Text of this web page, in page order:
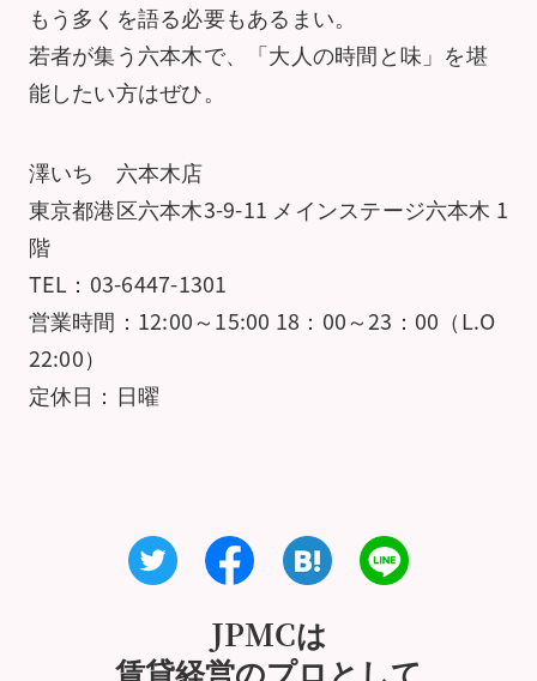
もう多くを語る必要もあるまい。
若者が集う六本木で、「大人の時間と味」を堪
能したい方はぜひ。
澤いち 六本木店
東京都港区六本木3-9-11 メインステージ六本木 1
階
TEL：03-6447-1301
営業時間：12:00～15:00 18：00～23：00（L.O
22:00）
定休日：日曜
JPMCは
賃貸経営のプロとして